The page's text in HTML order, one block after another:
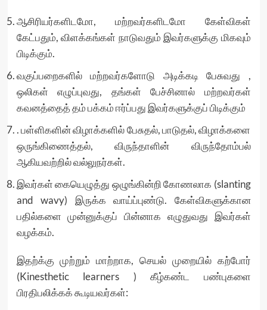
ஆசிரியர்களிடமோ, மற்றவர்களிடமோ கேள்விகள்
கேட்பதும், விளக்கங்கள் நாடுவதும் இவர்களுக்கு மிகவும்
பிடிக்கும்.
வகுப்பறைகளில் மற்றவர்களோடு அடிக்கடி பேசுவது ,
ஒலிகள் எழுப்புவது, தங்கள் பேச்சினால் மற்றவர்கள்
கவனத்தைத் தம் பக்கம் ஈர்ப்பது இவர்களுக்குப் பிடிக்கும்
. பள்ளிகளின் விழாக்களில் பேசுதல், பாடுதல், விழாக்களை
ஒருங்கிணைத்தல், விருந்தாளின் விருந்தோம்பல்
ஆகியவற்றில் வல்லுநர்கள்.
இவர்கள் கையெழுத்து ஒழுங்கின்றி கோணலாக (slanting
and wavy) இருக்க வாய்ப்புண்டு. கேள்விகளுக்கான
பதில்களை முன்னுக்குப் பின்னாக எழுதுவது இவர்கள்
வழக்கம்.
இதற்க்கு முற்றும் மாற்றாக, செயல் முறையில் கற்போர்
(Kinesthetic learners ) கீழ்கண்ட பண்புகளை
பிரதிபலிக்கக் கூடியவர்கள்: